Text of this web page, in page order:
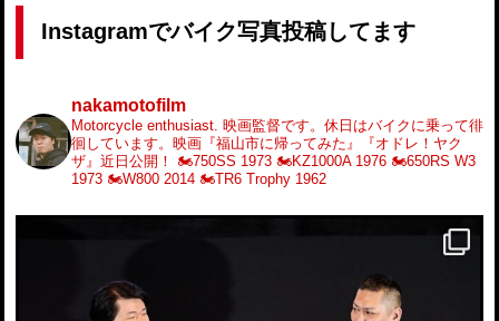
Instagramでバイク写真投稿してます
nakamotofilm
Motorcycle enthusiast. 映画監督です。休日はバイクに乗って徘
徊しています。映画『福山市に帰ってみた』『オドレ！ヤク
ザ』近日公開！
🏍️750SS 1973 🏍️KZ1000A 1976 🏍️650RS W3
1973 🏍️W800 2014 🏍️TR6 Trophy 1962